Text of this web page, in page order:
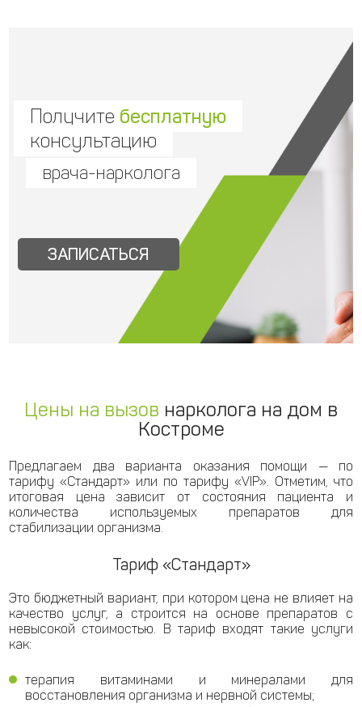
Получите бесплатную
консультацию
врача-нарколога
ЗАПИСАТЬСЯ
Цены на вызов нарколога на дом в
Костроме
Предлагаем два варианта оказания помощи — по
тарифу «Стандарт» или по тарифу «VIP». Отметим, что
итоговая цена зависит от состояния пациента и
количества используемых препаратов для
стабилизации организма.
Тариф «Стандарт»
Это бюджетный вариант, при котором цена не влияет на
качество услуг, а строится на основе препаратов с
невысокой стоимостью. В тариф входят такие услуги
как:
терапия витаминами и минералами для
восстановления организма и нервной системы;